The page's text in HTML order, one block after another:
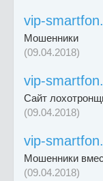
vip-
Мошенники
(09.04.2018)
vip-
Сайт
(09.04.2018)
vip-
Мошенники
(09.04.2018)